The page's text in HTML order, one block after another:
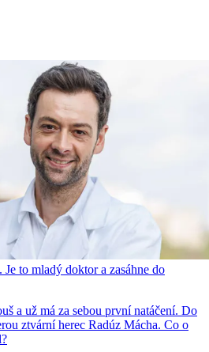
to mladý doktor a zasáhne do
a už má za sebou první natáčení. Do
ztvární herec Radúz Mácha. Co o